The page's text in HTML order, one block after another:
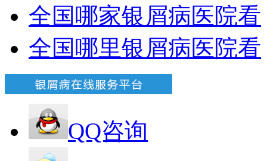
全国哪家银屑病医院看
全国哪里银屑病医院看
QQ咨询